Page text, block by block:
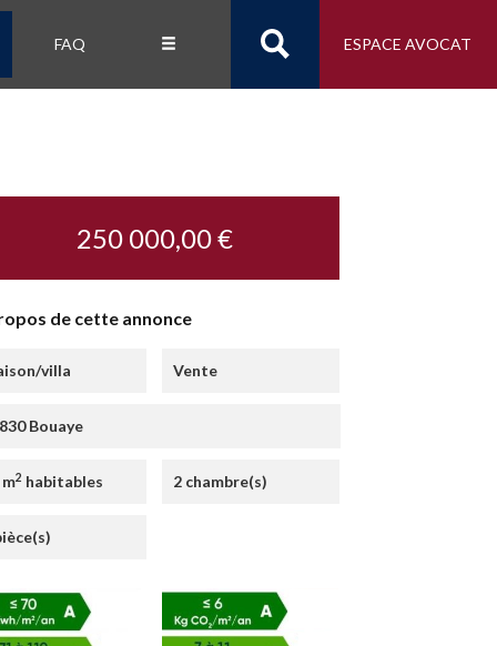
FAQ ESPACE AVOCAT
250 000,00 €
de cette annonce
villa Vente
Bouaye
2 habitables 2 chambre(s)